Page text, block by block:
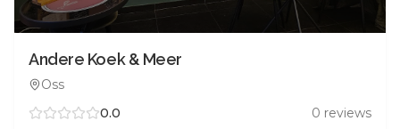
Andere Koek & Meer
Oss
0.0
0 reviews